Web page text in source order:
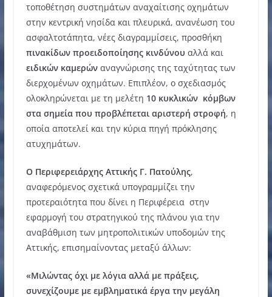
τοποθέτηση συστημάτων αναχαίτισης οχημάτων
στην κεντρική νησίδα και πλευρικά, ανανέωση του
ασφαλτοτάπητα, νέες διαγραμμίσεις, προσθήκη
πινακίδων προειδοποίησης κινδύνου αλλά και
ειδικών καμερώναναγνώρισης της ταχύτητας των
διερχομένων οχημάτων. Επιπλέον, ο σχεδιασμός
ολοκληρώνεται με τη μελέτη 10 κυκλικών κόμβων
στα σημεία που προβλέπεται αριστερή στροφή, η
οποία αποτελεί και την κύρια πηγή πρόκλησης
ατυχημάτων.
Ο Περιφερειάρχης Αττικής Γ. Πατούλης,
αναφερόμενος σχετικά υπογραμμίζει την
προτεραιότητα που δίνει η Περιφέρεια στην
εφαρμογή του στρατηγικού της πλάνου για την
αναβάθμιση των μητροπολιτικών υποδομών της
Αττικής, επισημαίνοντας μεταξύ άλλων:
«Μιλώντας όχι με λόγια αλλά με πράξεις,
συνεχίζουμε με εμβληματικά έργα την μεγάλη